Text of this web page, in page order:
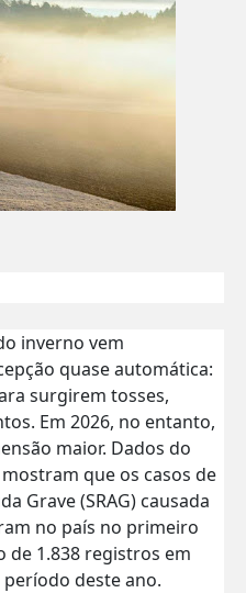
inverno vem
quase automática:
surgirem tosses,
Em 2026, no entanto,
maior. Dados do
que os casos de
Grave (SRAG) causada
no país no primeiro
de 1.838 registros em
deste ano.